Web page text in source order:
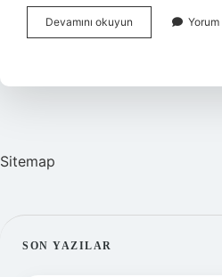
Devamını okuyun
Ne
Yorum
Sitemap
SIDEBAR
SON YAZILAR